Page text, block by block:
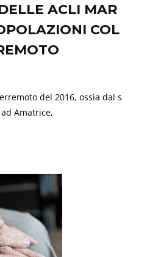
ACLI MAR
COL
del 2016, ossia dal s
Amatrice,